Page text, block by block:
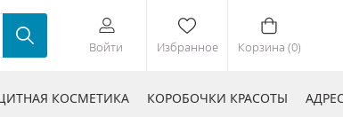
Войти Избранное Корзина (0)
КОСМЕТИКА КОРОБОЧКИ КРАСОТЫ